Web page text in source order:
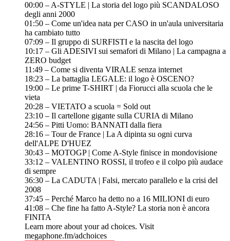
00:00 – A-STYLE | La storia del logo più SCANDALOSO
degli anni 2000
01:50 – Come un'idea nata per CASO in un'aula universitaria
ha cambiato tutto
07:09 – Il gruppo di SURFISTI e la nascita del logo
10:17 – Gli ADESIVI sui semafori di Milano | La campagna a
ZERO budget
11:49 – Come si diventa VIRALE senza internet
18:23 – La battaglia LEGALE: il logo è OSCENO?
19:00 – Le prime T-SHIRT | da Fiorucci alla scuola che le
vieta
20:28 – VIETATO a scuola = Sold out
23:10 – Il cartellone gigante sulla CURIA di Milano
24:56 – Pitti Uomo: BANNATI dalla fiera
28:16 – Tour de France | La A dipinta su ogni curva
dell'ALPE D'HUEZ
30:43 – MOTOGP | Come A-Style finisce in mondovisione
33:12 – VALENTINO ROSSI, il trofeo e il colpo più audace
di sempre
36:30 – La CADUTA | Falsi, mercato parallelo e la crisi del
2008
37:45 – Perché Marco ha detto no a 16 MILIONI di euro
41:08 – Che fine ha fatto A-Style? La storia non è ancora
FINITA
Learn more about your ad choices. Visit
megaphone.fm/adchoices